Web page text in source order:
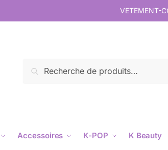
VETEMENT-
Recherche
Accessoires K-POP K Beauty